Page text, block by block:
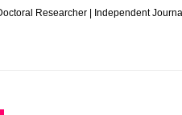
Researcher | Independent